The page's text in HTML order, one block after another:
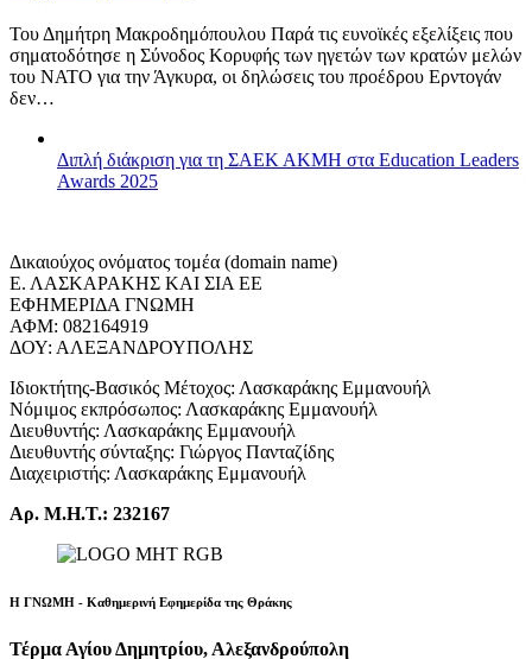
Του Δημήτρη Μακροδημόπουλου Παρά τις ευνοϊκές εξελίξεις που
σηματοδότησε η Σύνοδος Κορυφής των ηγετών των κρατών μελών
του ΝΑΤΟ για την Άγκυρα, οι δηλώσεις του προέδρου Ερντογάν
δεν…
Διπλή διάκριση για τη ΣΑΕΚ ΑΚΜΗ στα Education Leaders
Awards 2025
Δικαιούχος ονόματος τομέα (domain name)
Ε. ΛΑΣΚΑΡΑΚΗΣ ΚΑΙ ΣΙΑ ΕΕ
ΕΦΗΜΕΡΙΔΑ ΓΝΩΜΗ
ΑΦΜ: 082164919
ΔΟΥ: ΑΛΕΞΑΝΔΡΟΥΠΟΛΗΣ
Ιδιοκτήτης-Βασικός Μέτοχος: Λασκαράκης Εμμανουήλ
Νόμιμος εκπρόσωπος: Λασκαράκης Εμμανουήλ
Διευθυντής: Λασκαράκης Εμμανουήλ
Διευθυντής σύνταξης: Γιώργος Πανταζίδης
Διαχειριστής: Λασκαράκης Εμμανουήλ
Αρ. Μ.Η.Τ.: 232167
Η ΓΝΩΜΗ - Καθημερινή Εφημερίδα της Θράκης
Τέρμα Αγίου Δημητρίου, Αλεξανδρούπολη